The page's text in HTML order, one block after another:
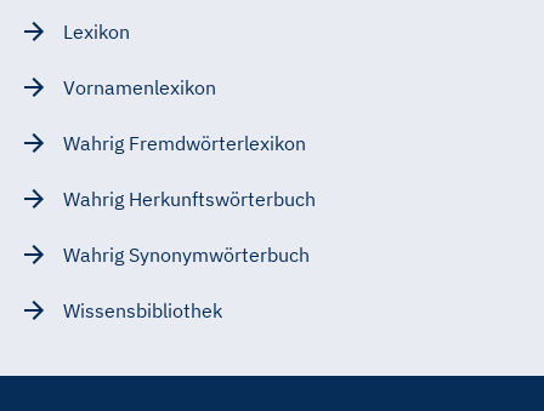
Lexikon
Vornamenlexikon
Wahrig Fremdwörterlexikon
Wahrig Herkunftswörterbuch
Wahrig Synonymwörterbuch
Wissensbibliothek